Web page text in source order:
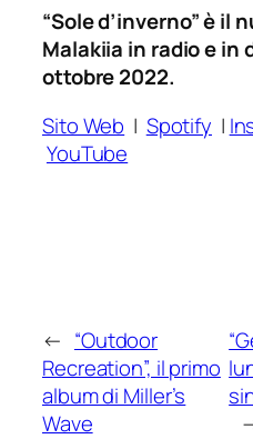
“Sole d’inverno” è il
Malakiia in radio e in
ottobre 2022.
Sito Web | Spotify |
YouTube
← “Outdoor
Recreation”, il primo
album di Miller’s
Wave